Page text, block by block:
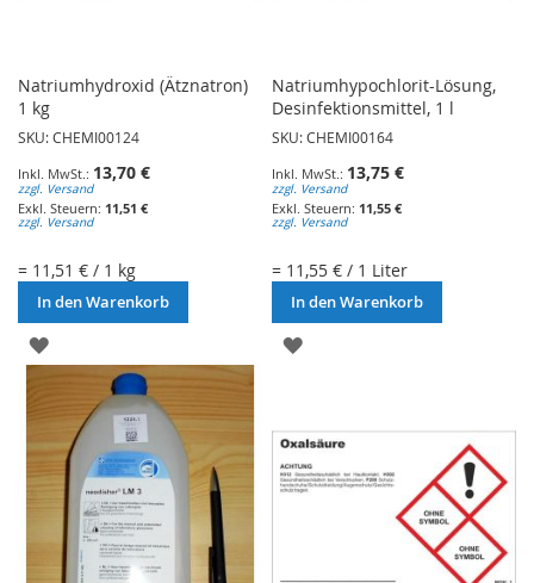
Natriumhydroxid (Ätznatron)
1 kg
SKU: CHEMI00124
13,70 €
zzgl. Versand
11,51 €
zzgl. Versand
= 11,51 € / 1 kg
In den Warenkorb
ZUR
WUNSCHLISTE
HINZUFÜGEN
Natriumhypochlorit-Lösung,
Desinfektionsmittel, 1 l
SKU: CHEMI00164
13,75 €
zzgl. Versand
11,55 €
zzgl. Versand
= 11,55 € / 1 Liter
In den Warenkorb
ZUR
HINZUFÜGEN